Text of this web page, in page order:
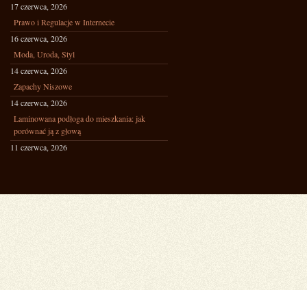
17 czerwca, 2026
Prawo i Regulacje w Internecie
16 czerwca, 2026
Moda, Uroda, Styl
14 czerwca, 2026
Zapachy Niszowe
14 czerwca, 2026
Laminowana podłoga do mieszkania: jak
porównać ją z głową
11 czerwca, 2026